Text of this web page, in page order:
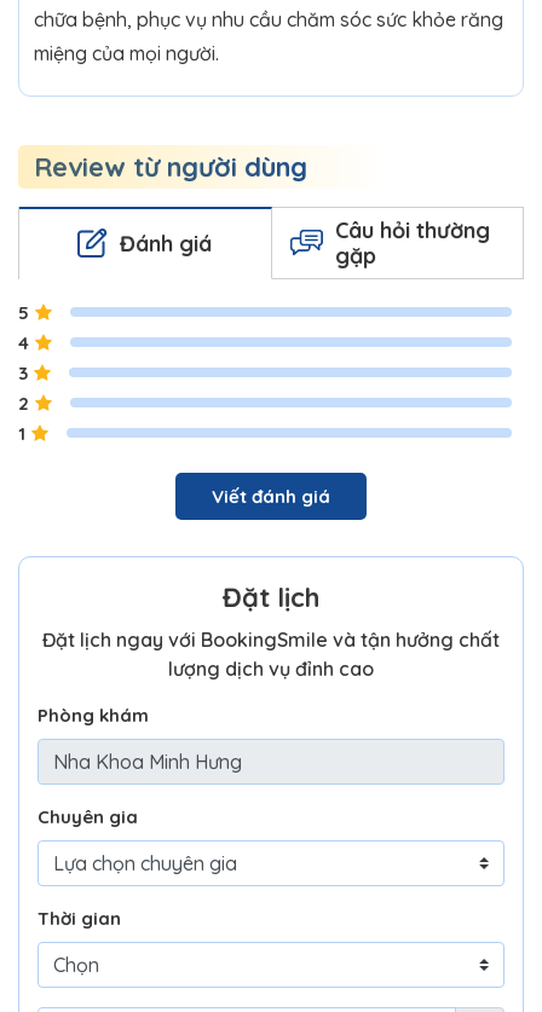
chữa bệnh, phục vụ nhu cầu chăm sóc sức khỏe răng
miệng của mọi người.
Review từ người dùng
Đánh giá
Câu hỏi thường
gặp
5
4
3
2
1
Viết đánh giá
Đặt lịch
Đặt lịch ngay với BookingSmile và tận hưởng chất
lượng dịch vụ đỉnh cao
Phòng khám
Chuyên gia
Thời gian